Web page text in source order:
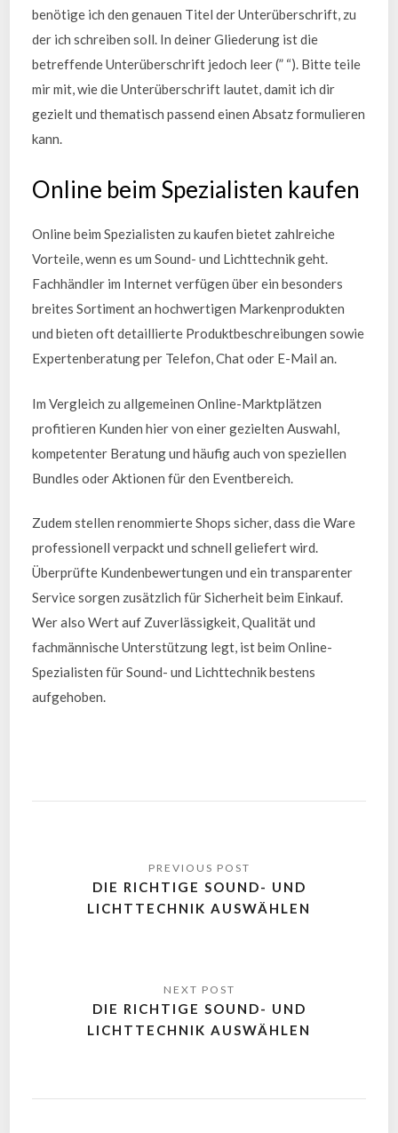
benötige ich den genauen Titel der Unterüberschrift, zu
der ich schreiben soll. In deiner Gliederung ist die
betreffende Unterüberschrift jedoch leer (” “). Bitte teile
mir mit, wie die Unterüberschrift lautet, damit ich dir
gezielt und thematisch passend einen Absatz formulieren
kann.
Online beim Spezialisten kaufen
Online beim Spezialisten zu kaufen bietet zahlreiche
Vorteile, wenn es um Sound- und Lichttechnik geht.
Fachhändler im Internet verfügen über ein besonders
breites Sortiment an hochwertigen Markenprodukten
und bieten oft detaillierte Produktbeschreibungen sowie
Expertenberatung per Telefon, Chat oder E-Mail an.
Im Vergleich zu allgemeinen Online-Marktplätzen
profitieren Kunden hier von einer gezielten Auswahl,
kompetenter Beratung und häufig auch von speziellen
Bundles oder Aktionen für den Eventbereich.
Zudem stellen renommierte Shops sicher, dass die Ware
professionell verpackt und schnell geliefert wird.
Überprüfte Kundenbewertungen und ein transparenter
Service sorgen zusätzlich für Sicherheit beim Einkauf.
Wer also Wert auf Zuverlässigkeit, Qualität und
fachmännische Unterstützung legt, ist beim Online-
Spezialisten für Sound- und Lichttechnik bestens
aufgehoben.
DIE RICHTIGE SOUND- UND
LICHTTECHNIK AUSWÄHLEN
DIE RICHTIGE SOUND- UND
LICHTTECHNIK AUSWÄHLEN